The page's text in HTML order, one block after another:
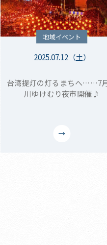
地域イベント
2025.07.12（土）
台湾提灯の灯るまちへ……7
川ゆけむり夜市開催♪